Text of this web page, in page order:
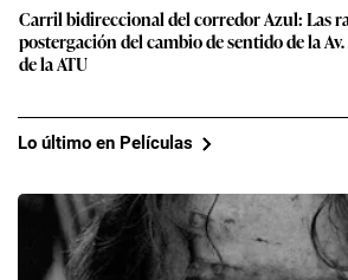
Carril bidireccional del corredor Azul: Las
postergación del cambio de sentido de la
de la ATU
Lo último en Películas